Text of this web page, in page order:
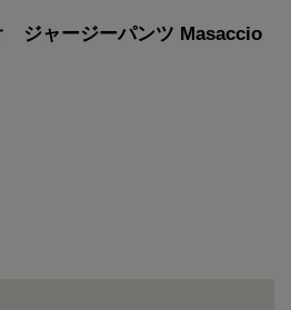
ジャージーパンツ Masaccio